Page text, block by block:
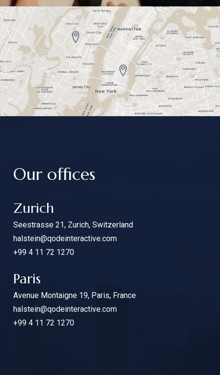
Our offices
Zurich
Seestrasse 21, Zurich, Switzerland
halstein@qodeinteractive.com
+99 4 11 72 1270
Paris
Avenue Montaigne 19, Paris, France
halstein@qodeinteractive.com
+99 4 11 72 1270